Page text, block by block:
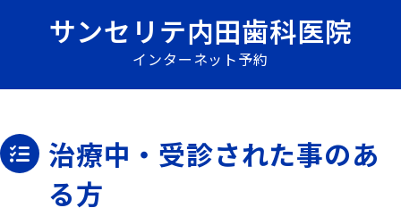
サンセリテ内田歯科医院
インターネット予約
治療中・受診された事のあ
る方